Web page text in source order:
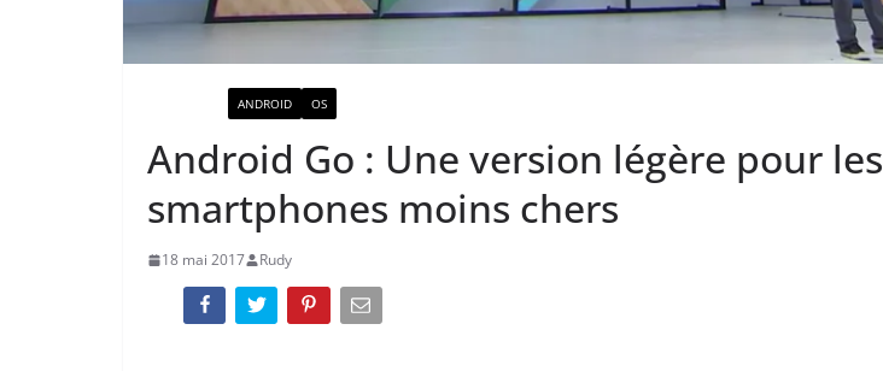
ANDROID OS
Android Go : Une version légère pour les
smartphones moins chers
18 mai 2017 Rudy